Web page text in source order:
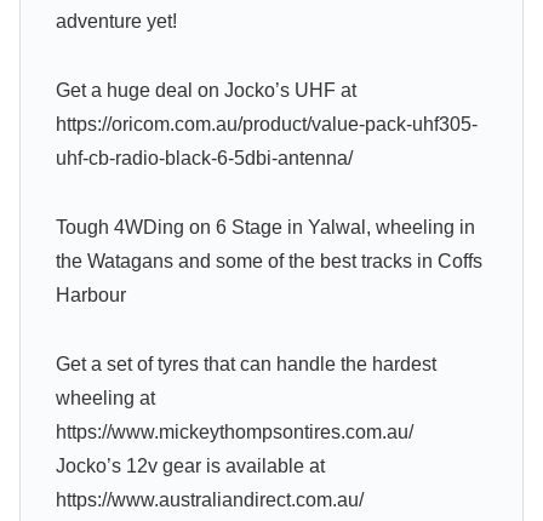
adventure yet!
Get a huge deal on Jocko’s UHF at
https://oricom.com.au/product/value-pack-uhf305-
uhf-cb-radio-black-6-5dbi-antenna/
Tough 4WDing on 6 Stage in Yalwal, wheeling in
the Watagans and some of the best tracks in Coffs
Harbour
Get a set of tyres that can handle the hardest
wheeling at
https://www.mickeythompsontires.com.au/
Jocko’s 12v gear is available at
https://www.australiandirect.com.au/